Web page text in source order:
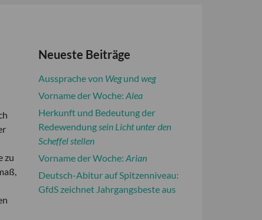
zu
Neueste Beiträge
Aussprache von Wegund weg
Vorname der Woche: Alea
Herkunft und Bedeutung der
Redewendungsein Licht unter den
Scheffel stellen
Vorname der Woche: Arian
Deutsch-Abitur auf Spitzenniveau:
GfdS zeichnet Jahrgangsbeste aus